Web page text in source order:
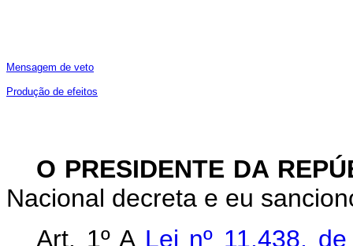
Mensagem de veto
Produção de efeitos
O PRESIDENTE DA
Nacional decreta e eu
Art. 1º A Lei nº 11.438,